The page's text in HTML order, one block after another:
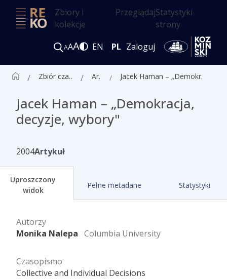
Zbiory i
kolekcje
PrzeglądajStatystyki
strony
AAA EN PL Zaloguj
Zbiór czasopism ALK Artykuły Jacek Haman – „Demokracja, decyzje, wybory"
Jacek Haman – „Demokracja,
decyzje, wybory"
2004Artykuł
Uproszczony
widok
Pełne metadane Statystyki
Autorzy
Monika Nalepa Columbia University
Czasopismo
Collective and Individual Decisions